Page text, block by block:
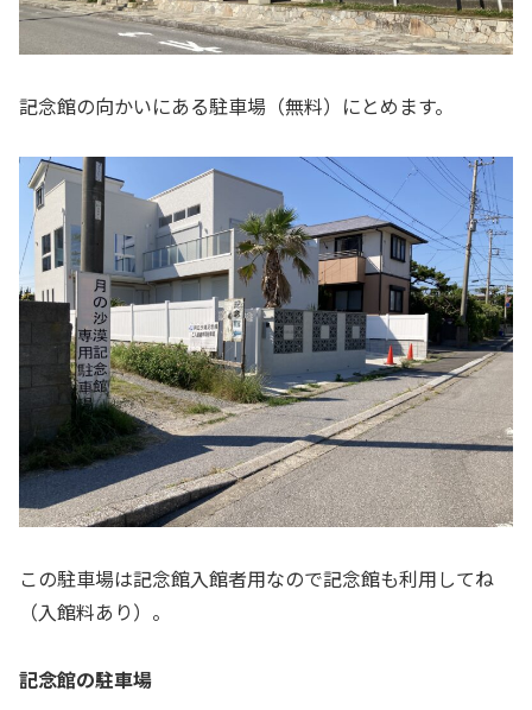
記念館の向かいにある駐車場（無料）にとめます。
この駐車場は記念館入館者用なので記念館も利用してね
（入館料あり）。
記念館の駐車場